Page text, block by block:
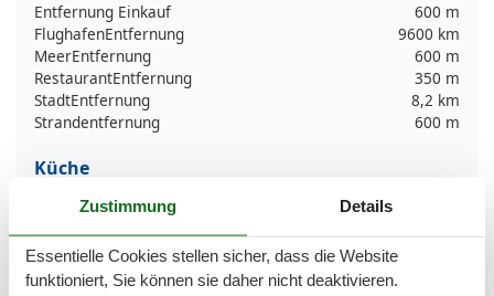
Entfernung Einkauf
600 m
FlughafenEntfernung
9600 km
MeerEntfernung
600 m
RestaurantEntfernung
350 m
StadtEntfernung
8,2 km
Strandentfernung
600 m
Küche
Espressomaschine
Gefrierfach
Kaffeemaschine
Kochutensilien
Küche
Zustimmung Details
Essentielle Cookies stellen sicher, dass die Website
funktioniert, Sie können sie daher nicht deaktivieren.